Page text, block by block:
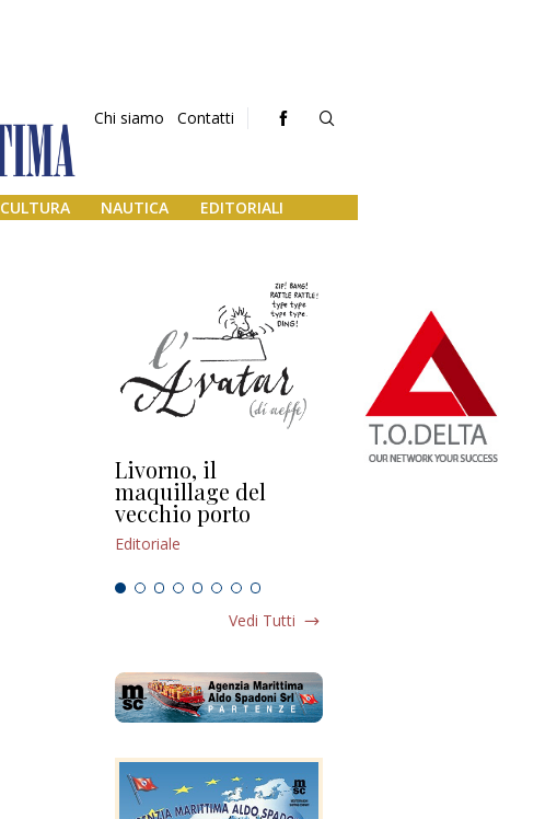
Chi siamo Contatti
CULTURA NAUTICA EDITORIALI
Livorno, il
maquillage del
vecchio porto
Editoriale
L’uscita di scena di
Vedi Tutti